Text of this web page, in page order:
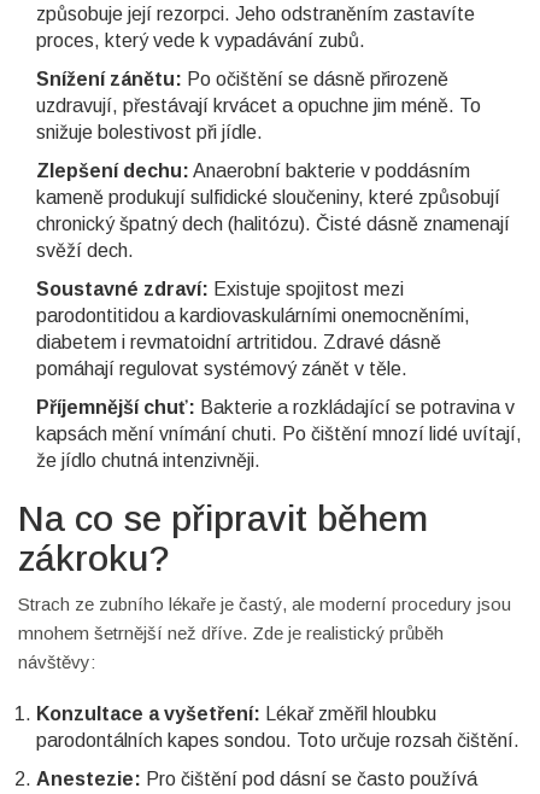
způsobuje její rezorpci. Jeho odstraněním zastavíte
proces, který vede k vypadávání zubů.
Snížení zánětu: Po očištění se dásně přirozeně
uzdravují, přestávají krvácet a opuchne jim méně. To
snižuje bolestivost při jídle.
Zlepšení dechu: Anaerobní bakterie v poddásním
kameně produkují sulfidické sloučeniny, které způsobují
chronický špatný dech (halitózu). Čisté dásně znamenají
svěží dech.
Soustavné zdraví: Existuje spojitost mezi
parodontitidou a kardiovaskulárními onemocněními,
diabetem i revmatoidní artritidou. Zdravé dásně
pomáhají regulovat systémový zánět v těle.
Příjemnější chuť: Bakterie a rozkládající se potravina v
kapsách mění vnímání chuti. Po čištění mnozí lidé uvítají,
že jídlo chutná intenzivněji.
Na co se připravit během
zákroku?
Strach ze zubního lékaře je častý, ale moderní procedury jsou
mnohem šetrnější než dříve. Zde je realistický průběh
návštěvy:
Konzultace a vyšetření: Lékař změřil hloubku
parodontálních kapes sondou. Toto určuje rozsah čištění.
Anestezie: Pro čištění pod dásní se často používá